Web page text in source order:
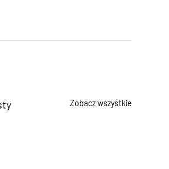
Zobacz wszystkie